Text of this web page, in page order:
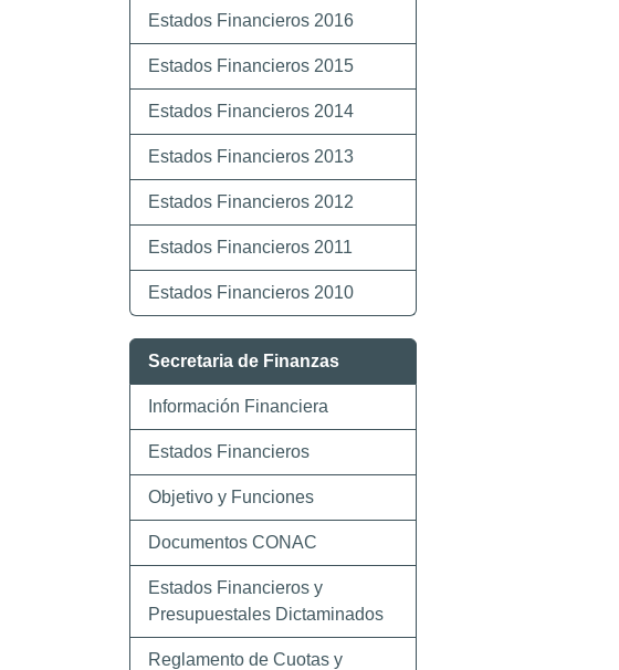
Estados Financieros 2016
Estados Financieros 2015
Estados Financieros 2014
Estados Financieros 2013
Estados Financieros 2012
Estados Financieros 2011
Estados Financieros 2010
Secretaria de Finanzas
Información Financiera
Estados Financieros
Objetivo y Funciones
Documentos CONAC
Estados Financieros y
Presupuestales Dictaminados
Reglamento de Cuotas y